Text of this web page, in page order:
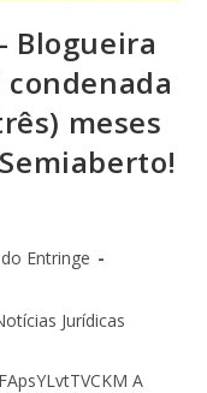
Blogueira
meses
Entringe
Jurídicas
A